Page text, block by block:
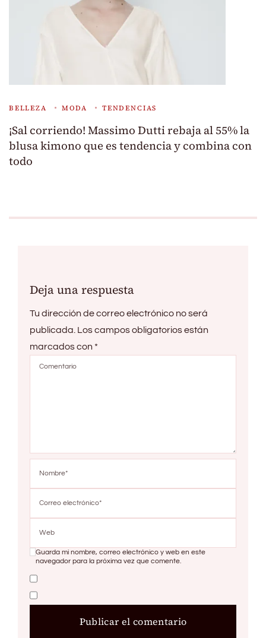
BELLEZA MODA TENDENCIAS
¡Sal corriendo! Massimo Dutti rebaja al 55% la
blusa kimono que es tendencia y combina con
todo
Deja una respuesta
Tu dirección de correo electrónico no será
publicada. Los campos obligatorios están
marcados con *
Guarda mi nombre, correo electrónico y web en este
navegador para la próxima vez que comente.